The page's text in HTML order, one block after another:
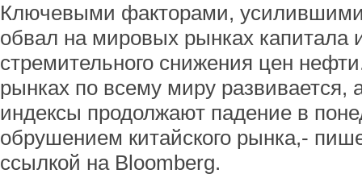
Ключевыми факторами,
обвал на мировых рынках капитала
стремительного снижения цен
рынках по всему миру развивается,
индексы продолжают падение в
обрушением китайского рынка,-
ссылкой на Bloomberg.